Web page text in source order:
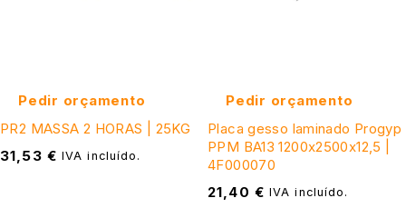
Pedir orçamento
PR2 MASSA 2 HORAS | 25KG
31,53 € IVA incluído.
Pedir orçamento
Placa gesso laminado Progyp
PPM BA13 1200x2500x12,5 |
4F000070
21,40 € IVA incluído.